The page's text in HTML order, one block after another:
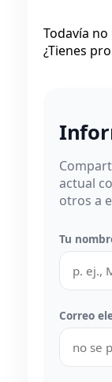
Todavía
¿Tienes
actual
otros a
Tu
Correo